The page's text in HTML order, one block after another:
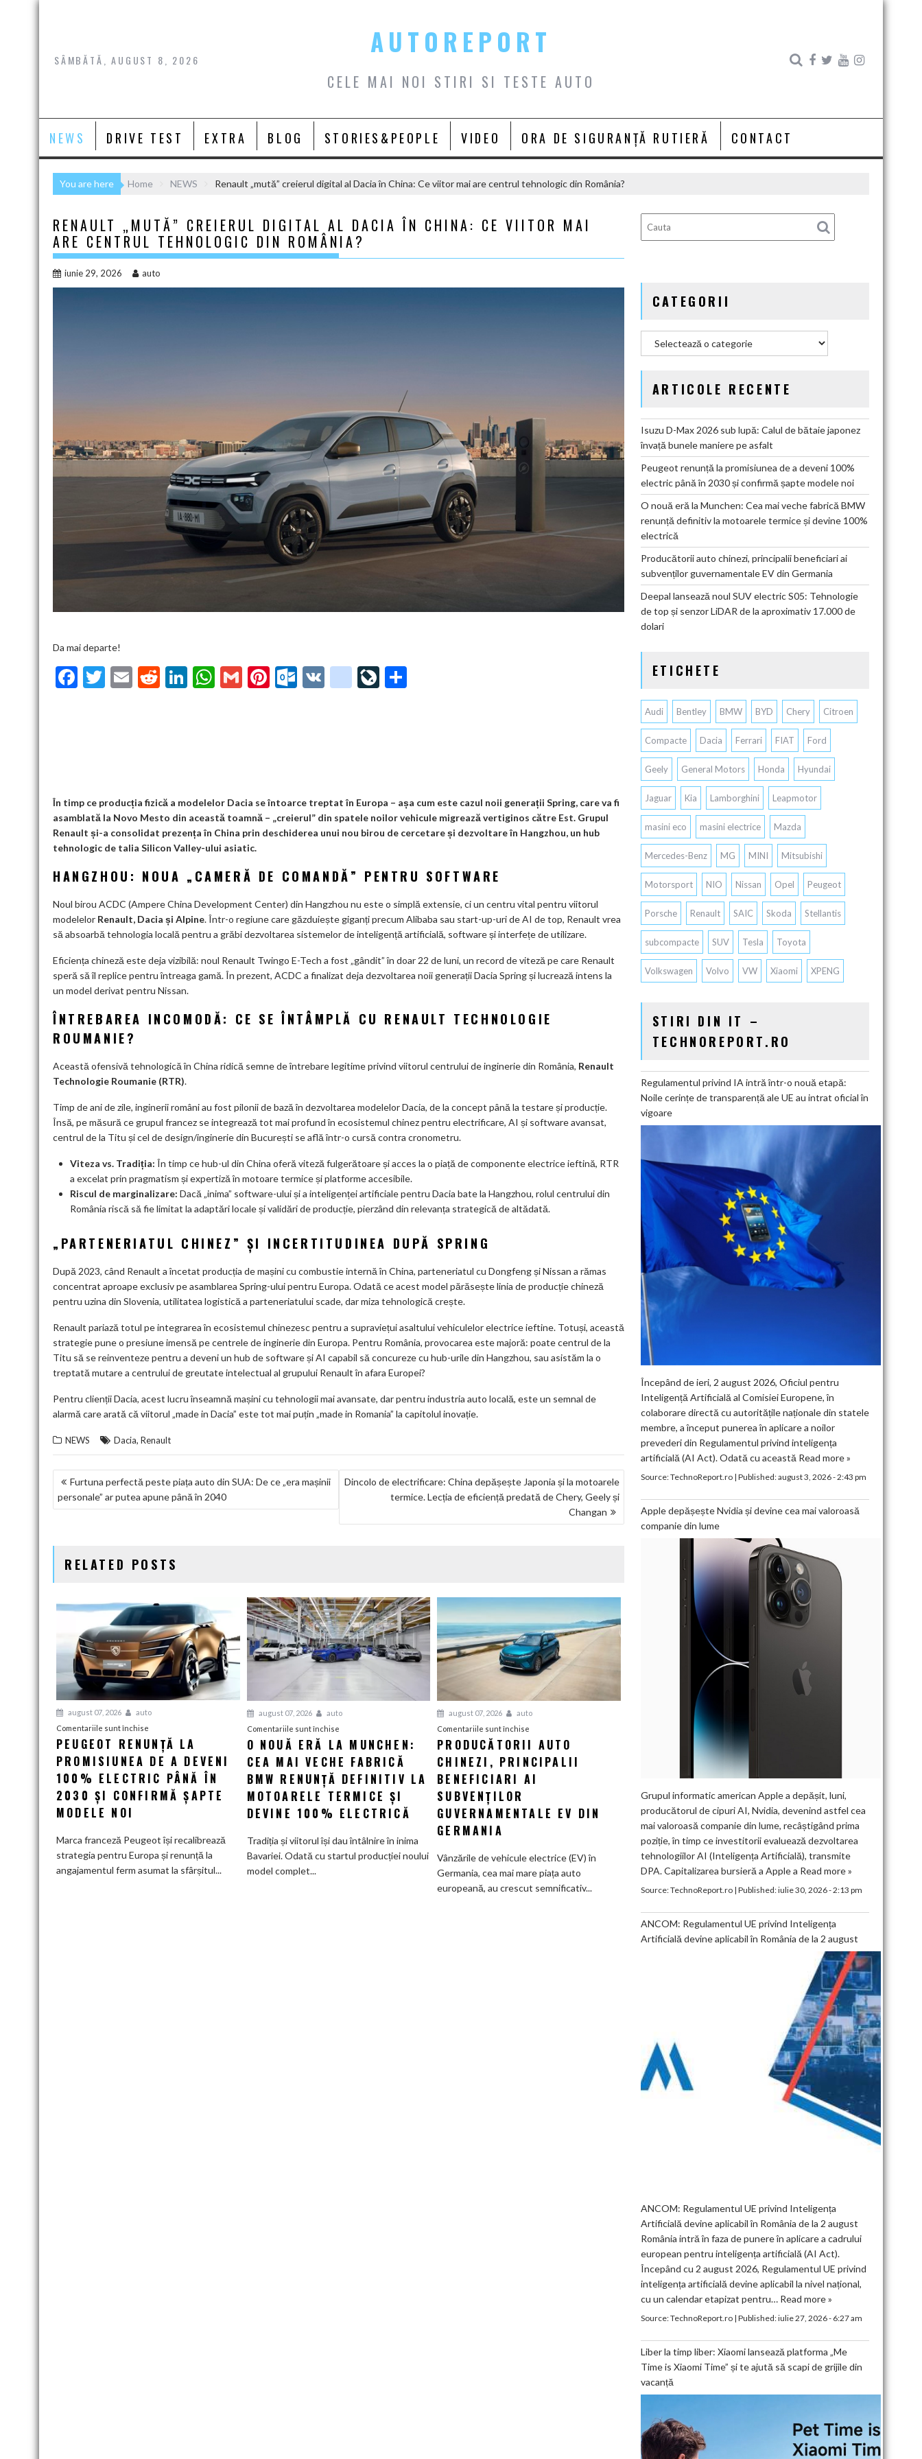
Skip
SÂMBĂTĂ, AUGUST 8, 2026
AUTOREPORT
CELE MAI NOI STIRI SI TESTE AUTO
NEWS DRIVE TEST EXTRA BLOG STORIES&PEOPLE VIDEO ORA DE SIGURANȚĂ RUTIERĂ CONTACT
You are here Home NEWS Renault „mută” creierul digital al Dacia în China: Ce viitor mai are centrul tehnologic din România?
RENAULT „MUTĂ” CREIERUL DIGITAL AL DACIA ÎN CHINA: CE VIITOR MAI
ARE CENTRUL TEHNOLOGIC DIN ROMÂNIA?
iunie 29, 2026 auto
Da mai departe!
F
k
T
E
R
Li W
p
G
Pi O
m
V
g
o
o
m
ar
ks
Li
În timp ce producția fizică a modelelor Dacia se întoarce treptat în Europa – așa cum este cazul noii generații Spring, care va fi
asamblată la Novo Mesto din această toamnă – „creierul” din spatele noilor vehicule migrează vertiginos către Est. Grupul
Renault și-a consolidat prezența în China prin deschiderea unui nou birou de cercetare și dezvoltare în Hangzhou, un hub
tehnologic de talia Silicon Valley-ului asiatic.
HANGZHOU: NOUA „CAMERĂ DE COMANDĂ” PENTRU SOFTWARE
Noul birou ACDC (Ampere China Development Center) din Hangzhou nu este o simplă extensie, ci un centru vital pentru viitorul
modelelor Renault, Dacia și Alpine. Într-o regiune care găzduiește giganți precum Alibaba sau start-up-uri de AI de top, Renault vrea
să absoarbă tehnologia locală pentru a grăbi dezvoltarea sistemelor de inteligență artificială, software și interfețe de utilizare.
Eficiența chineză este deja vizibilă: noul Renault Twingo E-Tech a fost „gândit” în doar 22 de luni, un record de viteză pe care Renault
speră să îl replice pentru întreaga gamă. În prezent, ACDC a finalizat deja dezvoltarea noii generații Dacia Spring și lucrează intens la
un model derivat pentru Nissan.
ÎNTREBAREA INCOMODĂ: CE SE ÎNTÂMPLĂ CU RENAULT TECHNOLOGIE
ROUMANIE?
Această ofensivă tehnologică în China ridică semne de întrebare legitime privind viitorul centrului de inginerie din România, Renault
Technologie Roumanie (RTR).
Timp de ani de zile, inginerii români au fost pilonii de bază în dezvoltarea modelelor Dacia, de la concept până la testare și producție.
Însă, pe măsură ce grupul francez se integrează tot mai profund în ecosistemul chinez pentru electrificare, AI și software avansat,
centrul de la Titu și cel de design/inginerie din București se află într-o cursă contra cronometru.
Viteza vs. Tradiția: În timp ce hub-ul din China oferă viteză fulgerătoare și acces la o piață de componente electrice ieftină, RTR
a excelat prin pragmatism și expertiză în motoare termice și platforme accesibile.
Riscul de marginalizare: Dacă „inima” software-ului și a inteligenței artificiale pentru Dacia bate la Hangzhou, rolul centrului din
România riscă să fie limitat la adaptări locale și validări de producție, pierzând din relevanța strategică de altădată.
„PARTENERIATUL CHINEZ” ȘI INCERTITUDINEA DUPĂ SPRING
După 2023, când Renault a încetat producția de mașini cu combustie internă în China, parteneriatul cu Dongfeng și Nissan a rămas
concentrat aproape exclusiv pe asamblarea Spring-ului pentru Europa. Odată ce acest model părăsește linia de producție chineză
pentru uzina din Slovenia, utilitatea logistică a parteneriatului scade, dar miza tehnologică crește.
Renault pariază totul pe integrarea în ecosistemul chinezesc pentru a supraviețui asaltului vehiculelor electrice ieftine. Totuși, această
strategie pune o presiune imensă pe centrele de inginerie din Europa. Pentru România, provocarea este majoră: poate centrul de la
Titu să se reinventeze pentru a deveni un hub de software și AI capabil să concureze cu hub-urile din Hangzhou, sau asistăm la o
treptată mutare a centrului de greutate intelectual al grupului Renault în afara Europei?
Pentru clienții Dacia, acest lucru înseamnă mașini cu tehnologii mai avansate, dar pentru industria auto locală, este un semnal de
alarmă care arată că viitorul „made in Dacia” este tot mai puțin „made in Romania” la capitolul inovație.
NEWS Dacia, Renault
NAVIGARE
ÎN
Furtuna perfectă peste piața auto din SUA: De ce „era mașinii
personale” ar putea apune până în 2040
Dincolo de electrificare: China depășește Japonia și la motoarele
termice. Lecția de eficiență predată de Chery, Geely și
Changan
RELATED POSTS
august 07, 2026
auto
Comentariile sunt închise
Peugeot
renunță
la
promisiunea
de
electric
PEUGEOT RENUNȚĂ LA
PROMISIUNEA DE A DEVENI
100% ELECTRIC PÂNĂ ÎN
2030 ȘI CONFIRMĂ ȘAPTE
MODELE NOI
Marca franceză Peugeot își recalibrează
strategia pentru Europa și renunță la
angajamentul ferm asumat la sfârșitul...
august 07, 2026
auto
Comentariile sunt închisepentru
O
nouă
eră
Munchen:
Cea
fabrică
O NOUĂ ERĂ LA MUNCHEN:
CEA MAI VECHE FABRICĂ
BMW RENUNȚĂ DEFINITIV LA
MOTOARELE TERMICE ȘI
DEVINE 100% ELECTRICĂ
Tradiția și viitorul își dau întâlnire în inima
Bavariei. Odată cu startul producției noului
model complet...
august 07, 2026
auto
Comentariile sunt închise
Producătorii
auto
chinezi,
ai
EV
din
Germania
PRODUCĂTORII AUTO
CHINEZI, PRINCIPALII
BENEFICIARI AI
SUBVENȚILOR
GUVERNAMENTALE EV DIN
GERMANIA
Vânzările de vehicule electrice (EV) în
Germania, cea mai mare piața auto
europeană, au crescut semnificativ...
CATEGORII
ARTICOLE RECENTE
Isuzu D-Max 2026 sub lupă: Calul de bătaie japonez
învață bunele maniere pe asfalt
Peugeot renunță la promisiunea de a deveni 100%
electric până în 2030 și confirmă șapte modele noi
O nouă eră la Munchen: Cea mai veche fabrică BMW
renunță definitiv la motoarele termice și devine 100%
electrică
Producătorii auto chinezi, principalii beneficiari ai
subvenților guvernamentale EV din Germania
Deepal lansează noul SUV electric S05: Tehnologie
de top și senzor LiDAR de la aproximativ 17.000 de
dolari
ETICHETE
Audi Bentley BMW BYD Chery Citroen
Compacte Dacia Ferrari FIAT Ford
Geely General Motors Honda Hyundai
Jaguar Kia Lamborghini Leapmotor
masini eco masini electrice Mazda
Mercedes-Benz MG MINI Mitsubishi
Motorsport NIO Nissan Opel Peugeot
Porsche Renault SAIC Skoda Stellantis
subcompacte SUV Tesla Toyota
Volkswagen Volvo VW Xiaomi XPENG
STIRI DIN IT –
TECHNOREPORT.RO
Regulamentul privind IA intră într-o nouă etapă:
Noile cerințe de transparență ale UE au intrat oficial în
vigoare
Începând de ieri, 2 august 2026, Oficiul pentru
Inteligență Artificială al Comisiei Europene, în
colaborare directă cu autoritățile naționale din statele
membre, a început punerea în aplicare a noilor
prevederi din Regulamentul privind inteligența
artificială (AI Act). Odată cu această Read more »
Source:TechnoReport.ro| Published:august 3, 2026 - 2:43 pm
Apple depășește Nvidia și devine cea mai valoroasă
companie din lume
Grupul informatic american Apple a depășit, luni,
producătorul de cipuri AI, Nvidia, devenind astfel cea
mai valoroasă companie din lume, recâștigând prima
poziție, în timp ce investitorii evaluează dezvoltarea
tehnologiilor AI (Inteligența Artificială), transmite
DPA. Capitalizarea bursieră a Apple a Read more »
Source:TechnoReport.ro| Published:iulie 30, 2026 - 2:13 pm
ANCOM: Regulamentul UE privind Inteligența
Artificială devine aplicabil în România de la 2 august
ANCOM: Regulamentul UE privind Inteligența
Artificială devine aplicabil în România de la 2 august
România intră în faza de punere în aplicare a cadrului
european pentru inteligența artificială (AI Act).
Începând cu 2 august 2026, Regulamentul UE privind
inteligența artificială devine aplicabil la nivel național,
cu un calendar etapizat pentru… Read more »
Source:TechnoReport.ro| Published:iulie 27, 2026 - 6:27 am
Liber la timp liber: Xiaomi lansează platforma „Me
Time is Xiaomi Time” și te ajută să scapi de grijile din
vacanță